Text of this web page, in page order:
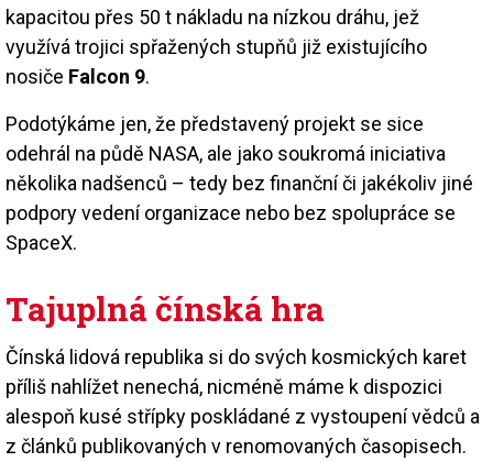
kapacitou přes 50 t nákladu na nízkou dráhu, jež
využívá trojici spřažených stupňů již existujícího
nosiče Falcon 9.
Podotýkáme jen, že představený projekt se sice
odehrál na půdě NASA, ale jako soukromá iniciativa
několika nadšenců – tedy bez finanční či jakékoliv jiné
podpory vedení organizace nebo bez spolupráce se
SpaceX.
Tajuplná čínská hra
Čínská lidová republika si do svých kosmických karet
příliš nahlížet nenechá, nicméně máme k dispozici
alespoň kusé střípky poskládané z vystoupení vědců a
z článků publikovaných v renomovaných časopisech.